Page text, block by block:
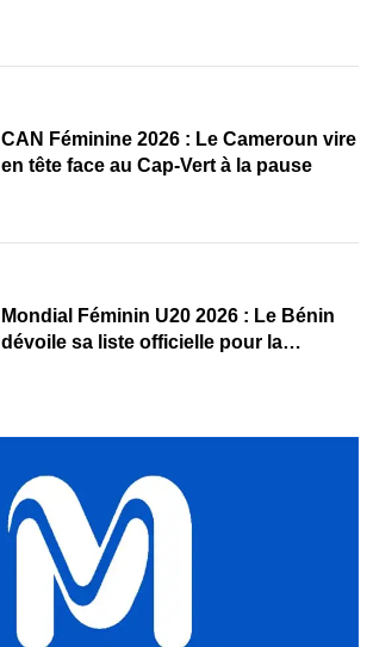
CAN Féminine 2026 : Le Cameroun vire
en tête face au Cap-Vert à la pause
Mondial Féminin U20 2026 : Le Bénin
dévoile sa liste officielle pour la